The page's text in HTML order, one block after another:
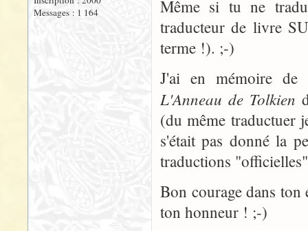
Messages : 1 164
Même si tu ne
traducteur de livre
terme !). ;-)
J'ai en mémoire de
L'Anneau de Tolkien
(du même traductuer
s'était pas donné la
traductions
Bon courage dans
ton honneur ! ;-)